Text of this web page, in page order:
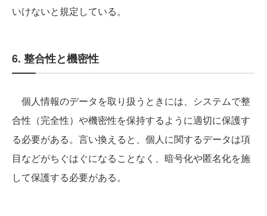
いけないと規定している。
6. 整合性と機密性
個人情報のデータを取り扱うときには、システムで整
合性（完全性）や機密性を保持するように適切に保護す
る必要がある。言い換えると、個人に関するデータは項
目などがちぐはぐになることなく、暗号化や匿名化を施
して保護する必要がある。